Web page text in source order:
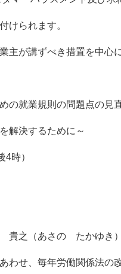
けられます。
主が講ずべき措置を中心
の就業規則の問題点の見
を解決するために～
時）
貴之（あさの たかゆき
わせ、毎年労働関係法の